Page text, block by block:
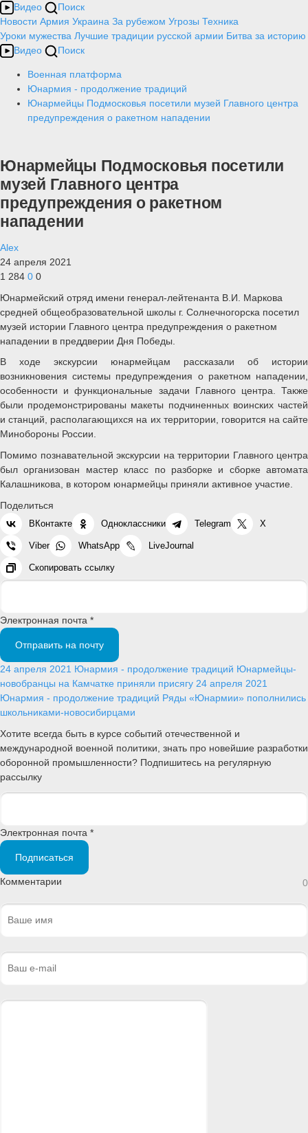
Видео
Поиск
Новости Армия Украина За рубежом Угрозы Техника
Уроки мужества Лучшие традиции русской армии Битва за историю
Видео
Поиск
Военная платформа
Юнармия - продолжение традиций
Юнармейцы Подмосковья посетили музей Главного центра
предупреждения о ракетном нападении
Юнармейцы Подмосковья посетили
музей Главного центра
предупреждения о ракетном
нападении
Alex
24 апреля 2021
1 284 0 0
Юнармейский отряд имени генерал-лейтенанта В.И. Маркова
средней общеобразовательной школы г. Солнечногорска посетил
музей истории Главного центра предупреждения о ракетном
нападении в преддверии Дня Победы.
В ходе экскурсии юнармейцам рассказали об истории
возникновения системы предупреждения о ракетном нападении,
особенности и функциональные задачи Главного центра. Также
были продемонстрированы макеты подчиненных воинских частей
и станций, располагающихся на их территории, говорится на сайте
Минобороны России.
Помимо познавательной экскурсии на территории Главного центра
был организован мастер класс по разборке и сборке автомата
Калашникова, в котором юнармейцы приняли активное участие.
Поделиться
ВКонтакте Одноклассники Telegram X
Viber WhatsApp LiveJournal
Скопировать ссылку
Электронная почта *
Отправить на почту
24 апреля 2021 Юнармия - продолжение традиций Юнармейцы-
новобранцы на Камчатке приняли присягу 24 апреля 2021
Юнармия - продолжение традиций Ряды «Юнармии» пополнились
школьниками-новосибирцами
Хотите всегда быть в курсе событий отечественной и
международной военной политики, знать про новейшие разработки
оборонной промышленности? Подпишитесь на регулярную
рассылку
Электронная почта *
Подписаться
Комментарии 0